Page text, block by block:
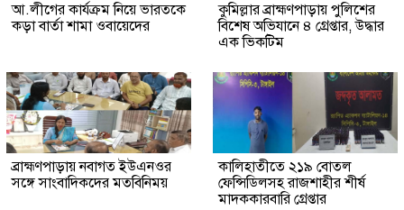
আ.লীগের কার্যক্রম নিয়ে ভারতকে
কড়া বার্তা শামা ওবায়েদের
কুমিল্লার ব্রাহ্মণপাড়ায় পুলিশের
বিশেষ অভিযানে ৪ গ্রেপ্তার, উদ্ধার
এক ভিকটিম
ব্রাহ্মণপাড়ায় নবাগত ইউএনওর
সঙ্গে সাংবাদিকদের মতবিনিময়
কালিহাতীতে ২১৯ বোতল
ফেন্সিডিলসহ রাজশাহীর শীর্ষ
মাদককারবারি গ্রেপ্তার